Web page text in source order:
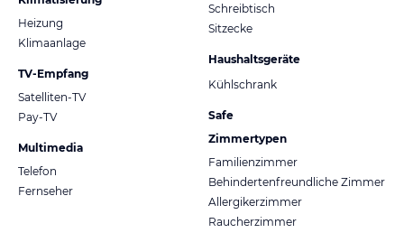
Heizung
Klimaanlage
TV-Empfang
Satelliten-TV
Pay-TV
Multimedia
Telefon
Fernseher
Schreibtisch
Sitzecke
Haushaltsgeräte
Kühlschrank
Safe
Zimmertypen
Familienzimmer
Behindertenfreundliche Zimmer
Allergikerzimmer
Raucherzimmer